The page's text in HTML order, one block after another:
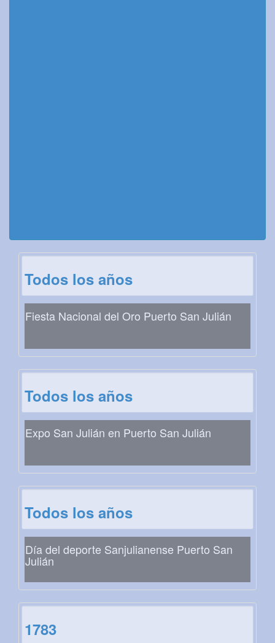
Todos los años
Fiesta Nacional del Oro Puerto San Julián
Todos los años
Expo San Julián en Puerto San Julián
Todos los años
Día del deporte Sanjulianense Puerto San
Julián
1783